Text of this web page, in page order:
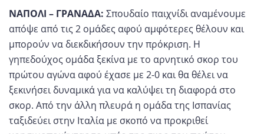
ΝΑΠΟΛΙ – ΓΡΑΝΑΔΑ: Σπουδαίο παιχνίδι αναμένουμε
απόψε από τις 2 ομάδες αφού αμφότερες θέλουν και
μπορούν να διεκδικήσουν την πρόκριση. Η
γηπεδούχος ομάδα ξεκίνα με το αρνητικό σκορ του
πρώτου αγώνα αφού έχασε με 2-0 και θα θέλει να
ξεκινήσει δυναμικά για να καλύψει τη διαφορά στο
σκορ. Από την άλλη πλευρά η ομάδα της Ισπανίας
ταξιδεύει στην Ιταλία με σκοπό να προκριθεί